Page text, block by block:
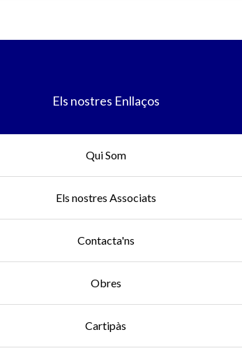
Els nostres Enllaços
Qui Som
Els nostres Associats
Contacta'ns
Obres
Cartipàs